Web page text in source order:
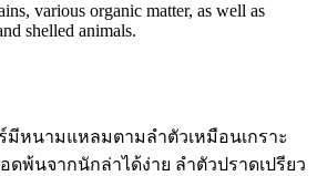
various organic matter, as well as
shelled animals.
มีหนามแหลมตามลำตัวเหมือนเกราะ
พ้นจากนักล่าได้ง่าย ลำตัวปราดเปรียว